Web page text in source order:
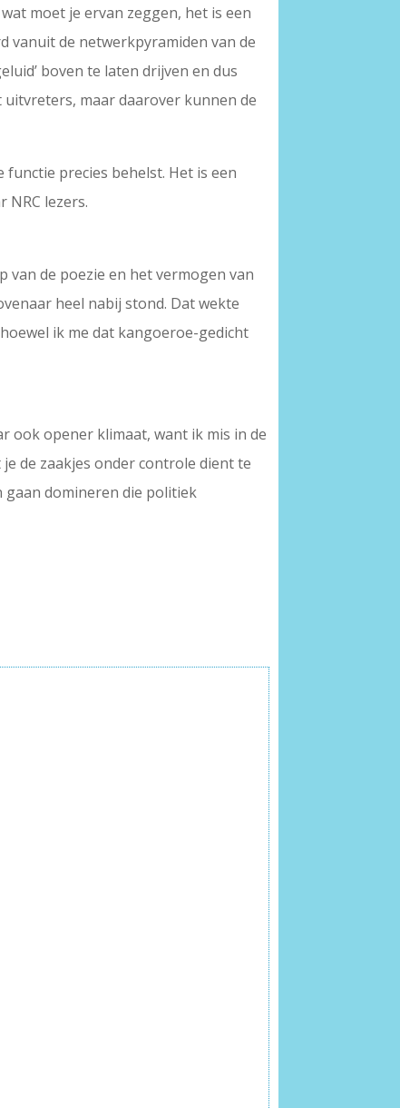
moet je ervan zeggen, het is een
vanuit de netwerkpyramiden van de
boven te laten drijven en dus
maar daarover kunnen de
functie precies behelst. Het is een
NRC lezers.
van de poezie en het vermogen van
heel nabij stond. Dat wekte
ik me dat kangoeroe-gedicht
ook opener klimaat, want ik mis in de
de zaakjes onder controle dient te
gaan domineren die politiek